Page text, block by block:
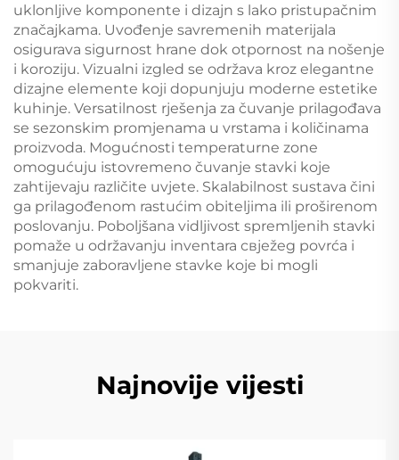
uklonljive komponente i dizajn s lako pristupačnim
značajkama. Uvođenje savremenih materijala
osigurava sigurnost hrane dok otpornost na nošenje
i koroziju. Vizualni izgled se održava kroz elegantne
dizajne elemente koji dopunjuju moderne estetike
kuhinje. Versatilnost rješenja za čuvanje prilagođava
se sezonskim promjenama u vrstama i količinama
proizvoda. Mogućnosti temperaturne zone
omogućuju istovremeno čuvanje stavki koje
zahtijevaju različite uvjete. Skalabilnost sustava čini
ga prilagođenom rastućim obiteljima ili proširenom
poslovanju. Poboljšana vidljivost spremljenih stavki
pomaže u održavanju inventara свježeg povrća i
smanjuje zaboravljene stavke koje bi mogli
pokvariti.
Najnovije vijesti